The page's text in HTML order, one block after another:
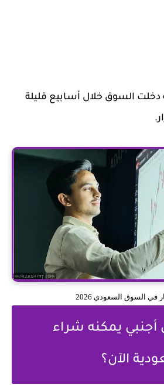
السوق خلال أسابيع قليلة
في السوق السعودي 2026
يمكنه شراء
الآن؟